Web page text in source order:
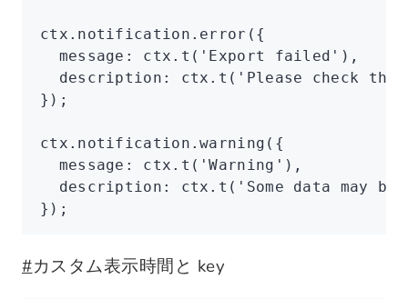
ctx . notification .error ({
  message
: ctx .t ( 'Export failed' ) ,
  description
: ctx .t ( 'Please check
});
ctx . notification .warning ({
  message
: ctx .t ( 'Warning' ) ,
  description
: ctx .t ( 'Some data may
});
#カスタム表示時間と key